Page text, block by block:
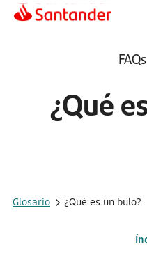
¿Qué
Glosario ¿Qué es un bulo?